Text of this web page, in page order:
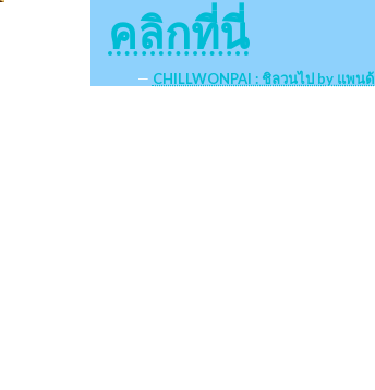
คลิกที่นี่
CHILLWONPAI : ชิลวนไป by แพน